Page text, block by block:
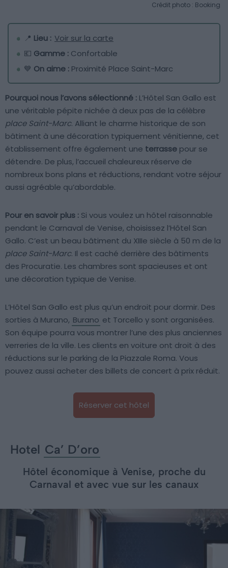
Crédit photo : Booking
📍 Lieu : Voir sur la carte
💶 Gamme : Confortable
💙 On aime : Proximité Place Saint-Marc
Pourquoi nous l’avons sélectionné : L’Hôtel San Gallo est
une véritable pépite nichée à deux pas de la célèbre
place Saint-Marc. Alliant le charme historique de son
bâtiment à une décoration typiquement vénitienne, cet
établissement offre également une terrasse pour se
détendre. De plus, l’accueil chaleureux réserve de
nombreux bons plans et réductions, rendant votre séjour
aussi agréable qu’abordable.
Pour en savoir plus : Si vous voulez un hôtel raisonnable
pendant le Carnaval de Venise, choisissez l’Hôtel San
Gallo. C’est un beau bâtiment du XIIIe siècle à 50 m de la
place Saint-Marc. Il est caché derrière des bâtiments
des Procuratie. Les chambres sont spacieuses et ont
une décoration typique de Venise.
L’Hôtel San Gallo est plus qu’un endroit pour dormir. Des
sorties à Murano, Burano et Torcello y sont organisées.
Son équipe pourra vous montrer l’une des plus anciennes
verreries de la ville. Les clients en voiture ont droit à des
réductions sur le parking de la Piazzale Roma. Vous
pouvez aussi acheter des billets de concert à prix réduit.
Réserver cet hôtel
Hotel Ca’ D’oro
Hôtel économique à Venise, proche du
Carnaval et avec vue sur les canaux